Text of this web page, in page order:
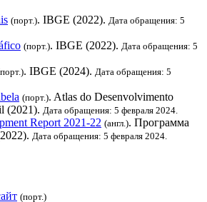
(порт.). IBGE (2022). Дата обращения: 5
(порт.). IBGE (2022). Дата обращения: 5
. IBGE (2024). Дата обращения: 5
(порт.). Atlas do Desenvolvimento
(2021). Дата обращения: 5 февраля 2024.
Report 2021-22 (англ.). Программа
Дата обращения: 5 февраля 2024.
(порт.)